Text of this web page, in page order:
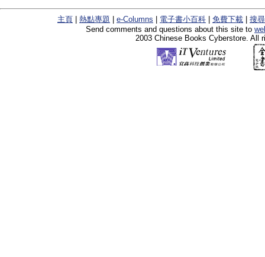
主頁 熱點專題 e-Columns 電子書小百科 免費下載
搜
Send comments and questions about this site to
2003 Chinese Books Cyberstore. All